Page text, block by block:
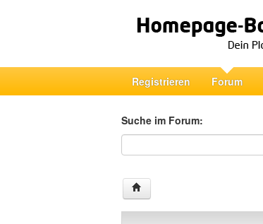
Registrieren Forum
Suche im Forum:
Suche im Forum